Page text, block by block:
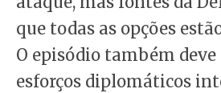
que todas as opções
O episódio também
esforços diplomáticos